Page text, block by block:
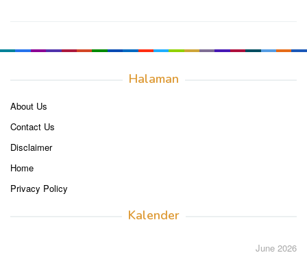
Halaman
About Us
Contact Us
Disclaimer
Home
Privacy Policy
Kalender
June 2026